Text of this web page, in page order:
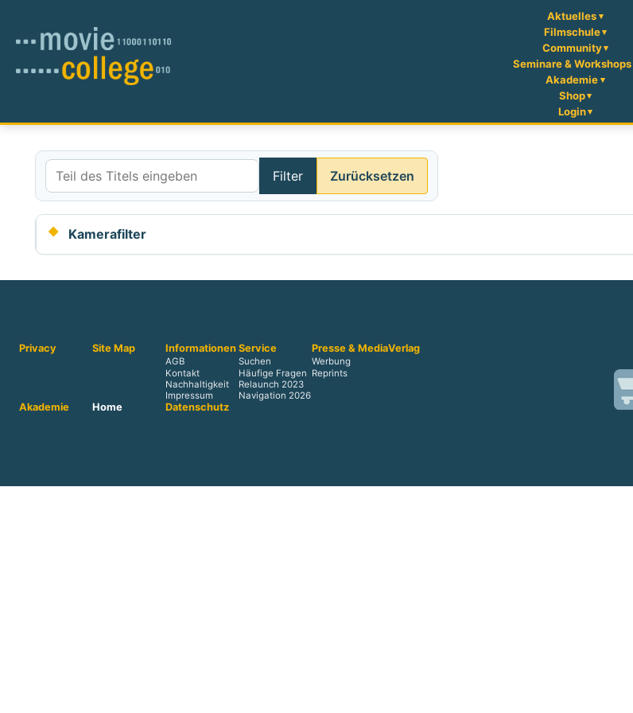
Aktuelles
Filmschule
Community
Seminare & Workshops
Akademie
Shop
Login
Teil des Titels eingeben
Filter Zurücksetzen
Kamerafilter
Privacy Site Map Informationen
AGB
Kontakt
Nachhaltigkeit
Impressum
Service
Suchen
Häufige Fragen
Relaunch 2023
Navigation 2026
Presse & Media
Werbung
Reprints
Verlag
Akademie Home Datenschutz